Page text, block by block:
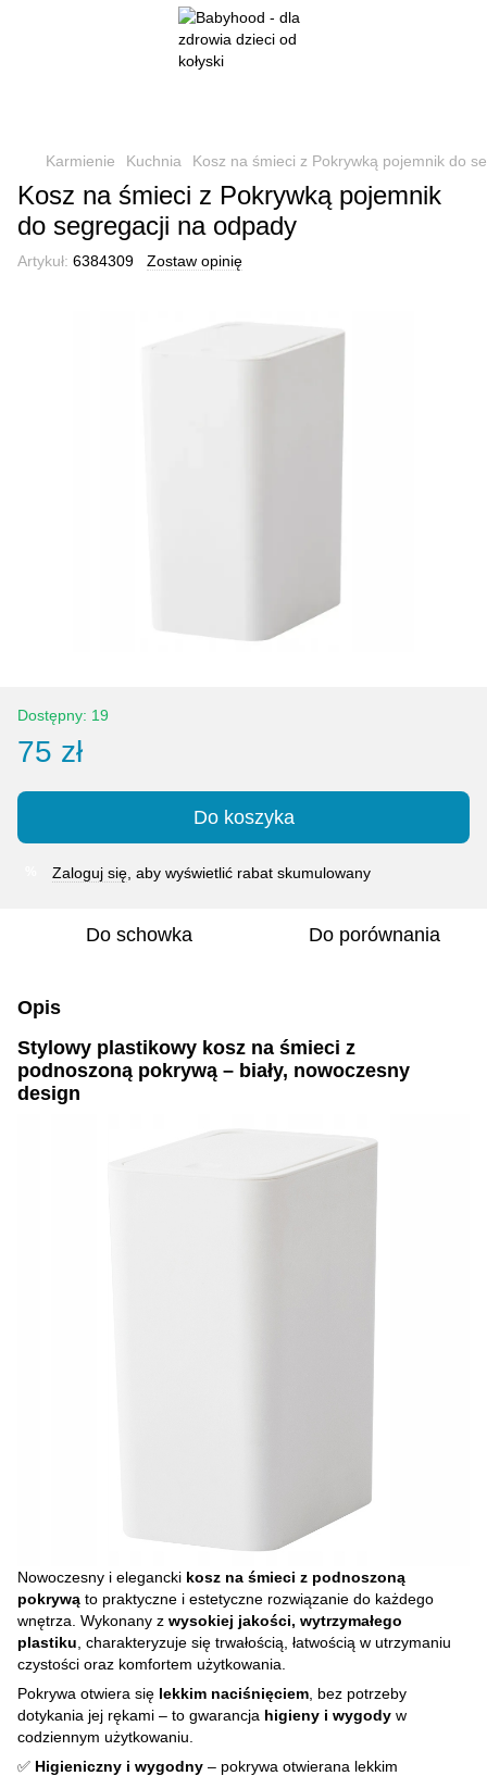
Karmienie Kuchnia Kosz na śmieci z Pokrywką pojemnik do
Kosz na śmieci z Pokrywką pojemnik
do segregacji na odpady
Artykuł: 6384309 Zostaw opinię
Dostępny: 19
75 zł
Do koszyka
Zaloguj się , aby wyświetlić rabat skumulowany
Do schowka Do porównania
Opis
Stylowy plastikowy kosz na śmieci z
podnoszoną pokrywą – biały, nowoczesny
design
Nowoczesny i elegancki kosz na śmieci z podnoszoną
pokrywą to praktyczne i estetyczne rozwiązanie do każdego
wnętrza. Wykonany z wysokiej jakości, wytrzymałego
plastiku , charakteryzuje się trwałością, łatwością w utrzymaniu
czystości oraz komfortem użytkowania.
Pokrywa otwiera się lekkim naciśnięciem , bez potrzeby
dotykania jej rękami – to gwarancja higieny i wygody w
codziennym użytkowaniu.
✅ Higieniczny i wygodny – pokrywa otwierana lekkim